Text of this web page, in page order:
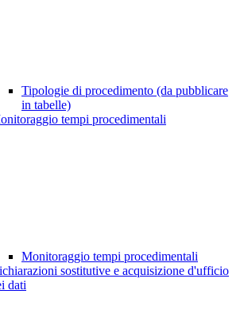
Tipologie di procedimento (da pubblicare
in tabelle)
tempi procedimentali
Monitoraggio tempi procedimentali
sostitutive e acquisizione d'ufficio
dati